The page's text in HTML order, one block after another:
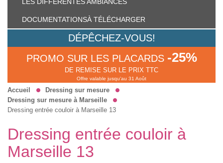
DOCUMENTATIONSÀ TÉLÉCHARGER
DÉPÊCHEZ-VOUS!
PROMO SUR LES PLACARDS -25%
DE REMISE SUR LE PRIX TTC
Offre valable jusqu'au 31 Août
Accueil
Dressing sur mesure
Dressing sur mesure à Marseille
Dressing entrée couloir à Marseille 13
Dressing entrée couloir à
Marseille 13